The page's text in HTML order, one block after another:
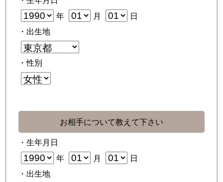
年 月
日
・出生地
・性別
お相手について教えて下さい
・生年月日
年 月
日
・出生地